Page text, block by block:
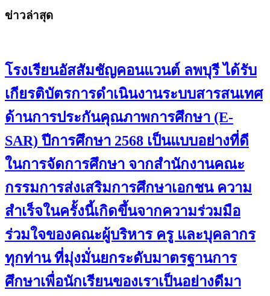
ข่าวล่าสุด
โรงเรียนอัสสัมชัญคอนแวนต์ ลพบุรี ได้รับ
เกียรติบัตรการดำเนินงานระบบสารสนเทศ
ด้านการประกันคุณภาพการศึกษา (E-
SAR) ปีการศึกษา 2568 เป็นแบบอย่างที่ดี
ในการจัดการศึกษา จากสำนักงานคณะ
กรรมการส่งเสริมการศึกษาเอกชน ความ
สำเร็จในครั้งนี้เกิดขึ้นจากความร่วมมือ
ร่วมใจของคณะผู้บริหาร ครู และบุคลากร
ทุกท่าน ที่มุ่งมั่นยกระดับมาตรฐานการ
ศึกษาเพื่อนักเรียนของเราเป็นอย่างดีมา